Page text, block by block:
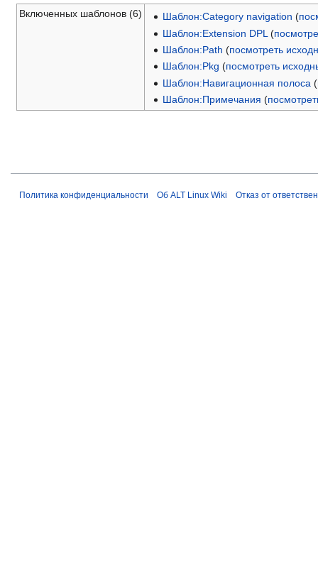
Включенных шаблонов (6) Шаблон:Category navigation (
Шаблон:Extension DPL (
Шаблон:Path (посмотреть
Шаблон:Pkg (посмотреть
Шаблон:Навигационная полоса (
Шаблон:Примечания (
Политика конфиденциальности Об ALT Linux Wiki Отказ от